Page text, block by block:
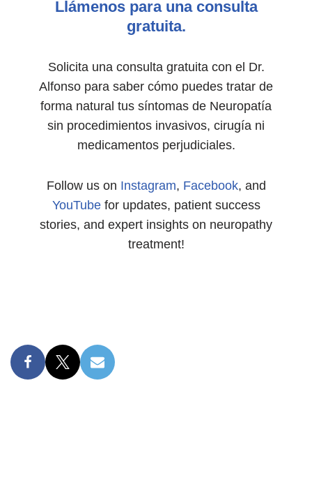
Llámenos para una consulta
gratuita.
Solicita una consulta gratuita con el Dr.
Alfonso para saber cómo puedes tratar de
forma natural tus síntomas de Neuropatía
sin procedimientos invasivos, cirugía ni
medicamentos perjudiciales.
Follow us on Instagram, Facebook, and
YouTubefor updates, patient success
stories, and expert insights on neuropathy
treatment!